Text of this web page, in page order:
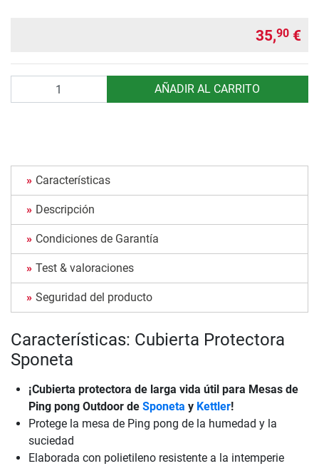
35,90 €
AÑADIR AL CARRITO
Características
Descripción
Condiciones de Garantía
Test & valoraciones
Seguridad del producto
Características: Cubierta Protectora
Sponeta
¡Cubierta protectora de larga vida útil para Mesas de
Ping pong Outdoor de Sponeta y Kettler!
Protege la mesa de Ping pong de la humedad y la
suciedad
Elaborada con polietileno resistente a la intemperie